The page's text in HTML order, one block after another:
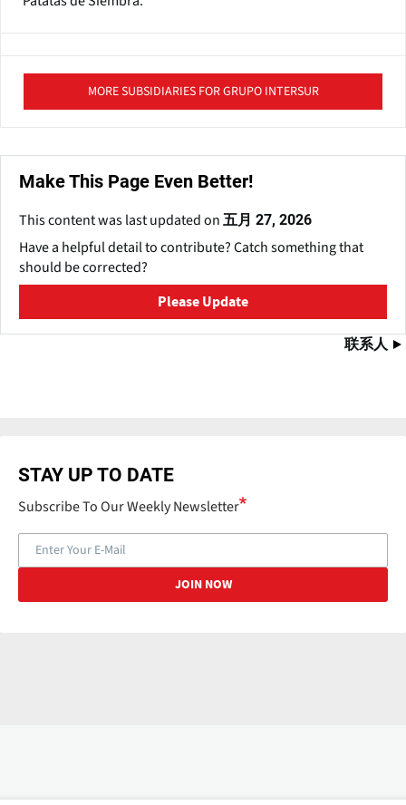
MORE SUBSIDIARIES FOR GRUPO INTERSUR
Make This Page Even Better!
This content was last updated on 五月 27, 2026
Have a helpful detail to contribute? Catch something that
should be corrected?
Please Update
联系人
STAY UP TO DATE
Subscribe To Our Weekly Newsletter